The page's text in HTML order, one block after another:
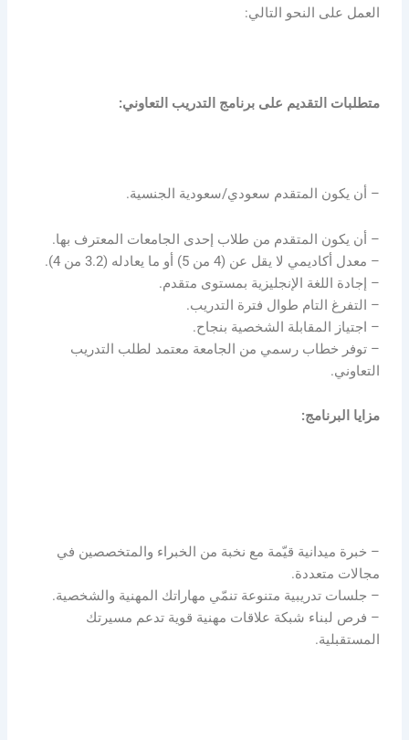
العمل على النحو التالي:
متطلبات التقديم على برنامج التدريب التعاوني:
– أن يكون المتقدم سعودي/سعودية الجنسية.
– أن يكون المتقدم من طلاب إحدى الجامعات المعترف بها.
– معدل أكاديمي لا يقل عن (4 من 5) أو ما يعادله (3.2 من 4).
– إجادة اللغة الإنجليزية بمستوى متقدم.
– التفرغ التام طوال فترة التدريب.
– اجتياز المقابلة الشخصية بنجاح.
– توفر خطاب رسمي من الجامعة معتمد لطلب التدريب
التعاوني.
مزايا البرنامج:
– خبرة ميدانية قيّمة مع نخبة من الخبراء والمتخصصين في
مجالات متعددة.
– جلسات تدريبية متنوعة تنمّي مهاراتك المهنية والشخصية.
– فرص لبناء شبكة علاقات مهنية قوية تدعم مسيرتك
المستقبلية.